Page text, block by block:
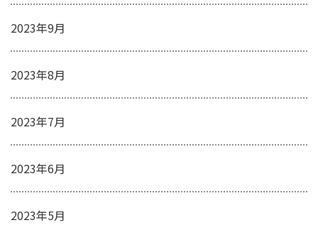
2023年9月
2023年8月
2023年7月
2023年6月
2023年5月